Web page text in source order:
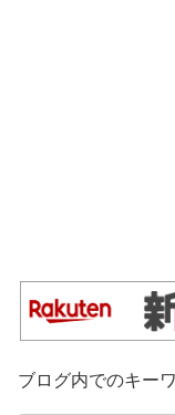
ブログ内でのキー